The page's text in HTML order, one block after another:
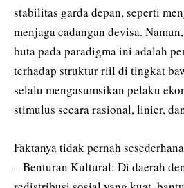
stabilitas garda depan, seperti
menjaga cadangan devisa.
buta pada paradigma ini adalah
terhadap struktur riil di tingkat
selalu mengasumsikan pelaku
stimulus secara rasional, linier,
Faktanya tidak pernah
– Benturan Kultural: Di daerah